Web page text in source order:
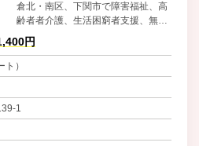
倉北・南区、下関市で障害福祉、高
齢者者介護、生活困窮者支援、無料
低額/日常生活住居支援施設、訪問看
護等のサービスを広げる。発足当初
より、当法人が心掛けて取り組んで
きたことは「少し大変な事、他法人
ら求められている福祉や公益サービ
スを、求められている地域で展開す
円
）
1